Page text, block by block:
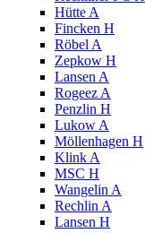
Hütte A
Fincken H
Röbel A
Zepkow H
Lansen A
Rogeez A
Penzlin H
Lukow A
Möllenhagen H
Klink A
MSC H
Wangelin A
Rechlin A
Lansen H